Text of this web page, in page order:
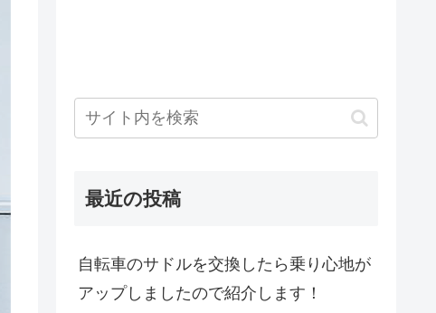
最近の投稿
自転車のサドルを交換したら乗り心地が
アップしましたので紹介します！